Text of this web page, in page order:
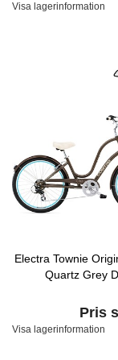
Visa lagerinformation
Electra Townie
Quartz Grey
Pris
Visa lagerinformation